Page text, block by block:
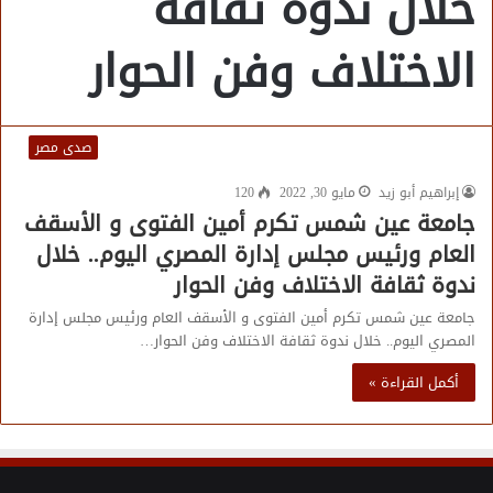
الاختلاف وفن الحوار
صدى مصر
إبراهيم أبو زيد
مايو 30, 2022 120
جامعة عين شمس تكرم أمين الفتوى و الأسقف
العام ورئيس مجلس إدارة المصري اليوم.. خلال
ندوة ثقافة الاختلاف وفن الحوار
جامعة عين شمس تكرم أمين الفتوى و الأسقف العام ورئيس مجلس إدارة
المصري اليوم.. خلال ندوة ثقافة الاختلاف وفن الحوار…
أكمل القراءة »